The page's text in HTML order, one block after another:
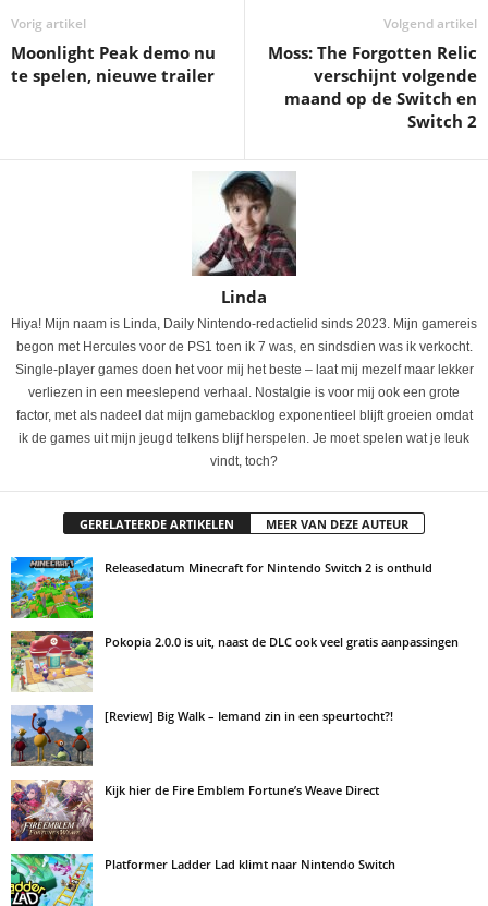
Vorig artikel
Moonlight Peak demo nu
te spelen, nieuwe trailer
Volgend artikel
Moss: The Forgotten Relic
verschijnt volgende
maand op de Switch en
Switch 2
Linda
Hiya! Mijn naam is Linda, Daily Nintendo-redactielid sinds 2023. Mijn gamereis
begon met Hercules voor de PS1 toen ik 7 was, en sindsdien was ik verkocht.
Single-player games doen het voor mij het beste – laat mij mezelf maar lekker
verliezen in een meeslepend verhaal. Nostalgie is voor mij ook een grote
factor, met als nadeel dat mijn gamebacklog exponentieel blijft groeien omdat
ik de games uit mijn jeugd telkens blijf herspelen. Je moet spelen wat je leuk
vindt, toch?
GERELATEERDE ARTIKELEN MEER VAN DEZE AUTEUR
Releasedatum Minecraft for Nintendo Switch 2 is onthuld
Pokopia 2.0.0 is uit, naast de DLC ook veel gratis aanpassingen
[Review] Big Walk – Iemand zin in een speurtocht?!
Kijk hier de Fire Emblem Fortune’s Weave Direct
Platformer Ladder Lad klimt naar Nintendo Switch